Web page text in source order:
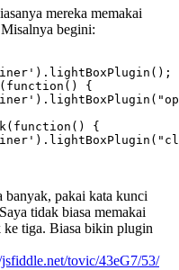
mereka memakai
begini:
{
{
pakai kata kunci
tidak biasa memakai
ke tiga. Biasa bikin plugin
tovic/43eG7/53/